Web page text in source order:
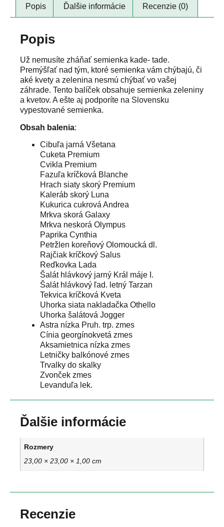
Popis Ďalšie informácie Recenzie (0)
Popis
Už nemusíte zháňať semienka kade- tade.
Premýšľať nad tým, ktoré semienka vám chýbajú, či
aké kvety a zelenina nesmú chýbať vo vašej
záhrade. Tento balíček obsahuje semienka zeleniny
a kvetov. A ešte aj podporíte na Slovensku
vypestované semienka.
Obsah balenia:
Cibuľa jarná Všetana
Cuketa Premium
Cvikla Premium
Fazuľa kríčková Blanche
Hrach siaty skorý Premium
Kaleráb skorý Luna
Kukurica cukrová Andrea
Mrkva skorá Galaxy
Mrkva neskorá Olympus
Paprika Cynthia
Petržlen koreňový Olomoucká dl.
Rajčiak kríčkový Salus
Reďkovka Lada
Šalát hlávkový jarný Král máje I.
Šalát hlávkový ľad. letný Tarzan
Tekvica kríčková Kveta
Uhorka siata nakladačka Othello
Uhorka šalátová Jogger
Astra nízka Pruh. trp. zmes
Cínia georgínokvetá zmes
Aksamietnica nízka zmes
Letničky balkónové zmes
Trvalky do skalky
Zvonček zmes
Levanduľa lek.
Ďalšie informácie
Rozmery
23,00 × 23,00 × 1,00 cm
Recenzie